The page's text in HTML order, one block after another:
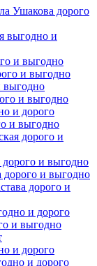
Ушакова дорого
выгодно и
и выгодно
и выгодно
выгодно
и выгодно
и дорого
и выгодно
дорого и
дорого и выгодно
дорого и выгодно
дорого и
и дорого
и выгодно
и дорого
и дорого